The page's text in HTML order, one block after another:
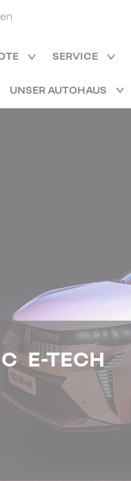
SERVICE
UNSER AUTOHAUS
E-TECH